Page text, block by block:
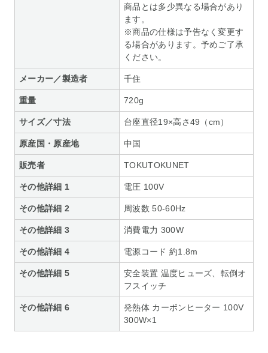
商品とは多少異なる場合があり
ます。
※商品の仕様は予告なく変更す
る場合があります。予めご了承
ください。
メーカー／製造者 千住
重量 720g
サイズ／寸法 台座直径19×高さ49（cm）
原産国・原産地 中国
販売者 TOKUTOKUNET
その他詳細 1 電圧 100V
その他詳細 2 周波数 50-60Hz
その他詳細 3 消費電力 300W
その他詳細 4 電源コード 約1.8m
その他詳細 5
安全装置 温度ヒューズ、転倒オ
フスイッチ
その他詳細 6
発熱体 カーボンヒーター 100V
300W×1